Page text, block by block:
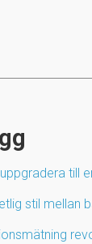
till
stil mellan